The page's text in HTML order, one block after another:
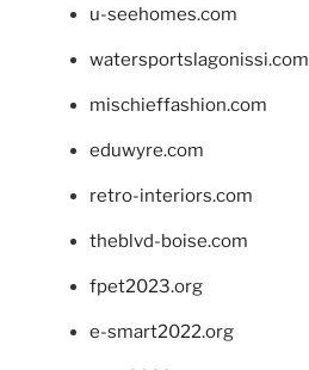
u-seehomes.com
watersportslagonissi.com
mischieffashion.com
eduwyre.com
retro-interiors.com
theblvd-boise.com
fpet2023.org
e-smart2022.org